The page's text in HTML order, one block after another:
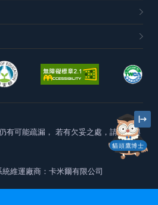
貓頭鷹博士
有可能疏漏， 若有欠妥之處，請隨時與
統維運廠商：卡米爾有限公司